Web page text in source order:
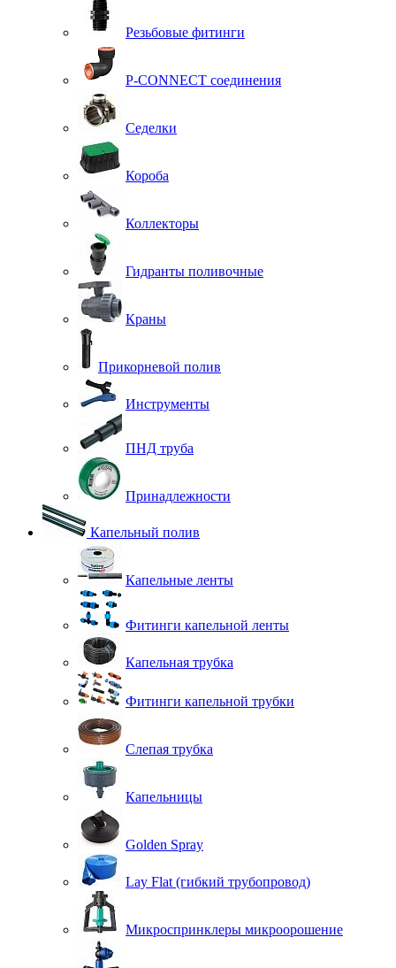
Резьбовые фитинги
P-CONNECT соединения
Седелки
Короба
Коллекторы
Гидранты поливочные
Краны
Прикорневой полив
Инструменты
ПНД труба
Принадлежности
Капельный полив
Капельные ленты
Фитинги капельной ленты
Капельная трубка
Фитинги капельной трубки
Слепая трубка
Капельницы
Golden Spray
Lay Flat (гибкий трубопровод)
Микроспринклеры микроорошение